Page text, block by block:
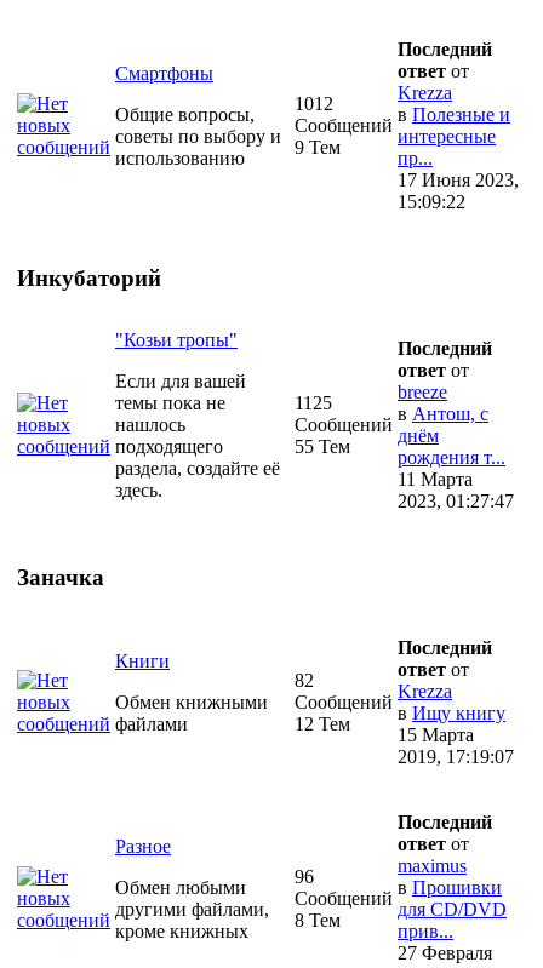
Смартфоны
Общие вопросы,
советы по выбору и
использованию
1012
Сообщений
9 Тем
Последний
ответ от
Krezza
в Полезные и
интересные
пр...
17 Июня 2023,
15:09:22
Инкубаторий
"Козьи тропы"
Если для вашей
темы пока не
нашлось
подходящего
раздела, создайте её
здесь.
1125
Сообщений
55 Тем
Последний
ответ от
breeze
в Антош, с
днём
рождения т...
11 Марта
2023, 01:27:47
Заначка
Книги
Обмен книжными
файлами
82
Сообщений
12 Тем
Последний
ответ от
Krezza
в Ищу книгу
15 Марта
2019, 17:19:07
Разное
Обмен любыми
другими файлами,
кроме книжных
96
Сообщений
8 Тем
Последний
ответ от
maximus
в Прошивки
для CD/DVD
прив...
27 Февраля